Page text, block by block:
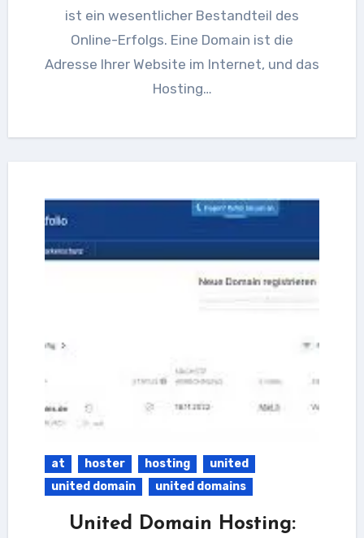
ist ein wesentlicher Bestandteil des
Online-Erfolgs. Eine Domain ist die
Adresse Ihrer Website im Internet, und das
Hosting…
at hoster hosting
united
united domain
united domains
United Domain Hosting: